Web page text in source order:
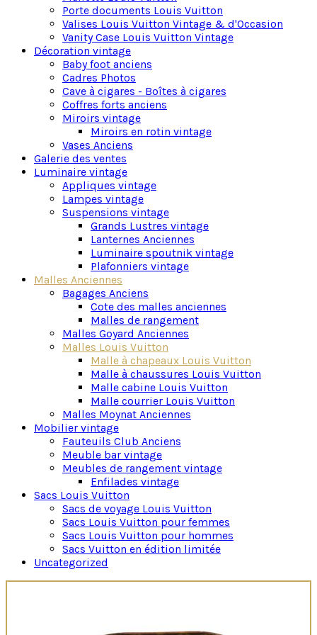
luxe et la sophistication règnent en maîtres.
Porte documents Louis Vuitton
Valises Louis Vuitton Vintage & d'Occasion
Vanity Case Louis Vuitton Vintage
Décoration vintage
Baby foot anciens
Cadres Photos
Cave à cigares - Boîtes à cigares
Coffres forts anciens
Miroirs vintage
Miroirs en rotin vintage
Vases Anciens
Galerie des ventes
Luminaire vintage
Appliques vintage
Lampes vintage
Suspensions vintage
Grands Lustres vintage
Lanternes Anciennes
Luminaire spoutnik vintage
Plafonniers vintage
Malles Anciennes
Bagages Anciens
Cote des malles anciennes
Malles de rangement
Malles Goyard Anciennes
Malles Louis Vuitton
Malle à chapeaux Louis Vuitton
Malle à chaussures Louis Vuitton
Malle cabine Louis Vuitton
Malle courrier Louis Vuitton
Malles Moynat Anciennes
Mobilier vintage
Fauteuils Club Anciens
Meuble bar vintage
Meubles de rangement vintage
Enfilades vintage
Sacs Louis Vuitton
Sacs de voyage Louis Vuitton
Sacs Louis Vuitton pour femmes
Sacs Louis Vuitton pour hommes
Sacs Vuitton en édition limitée
Uncategorized